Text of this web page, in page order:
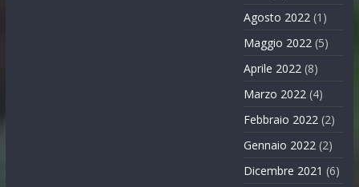
Agosto 2022 (1)
Maggio 2022 (5)
Aprile 2022 (8)
Marzo 2022 (4)
Febbraio 2022 (2)
Gennaio 2022 (2)
Dicembre 2021 (6)